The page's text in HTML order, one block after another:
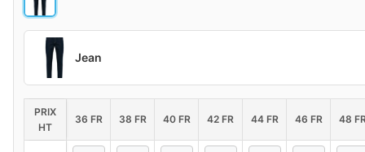
Jean
PRIX
HT
36 FR 38 FR 40 FR 42 FR 44 FR 46 FR 48